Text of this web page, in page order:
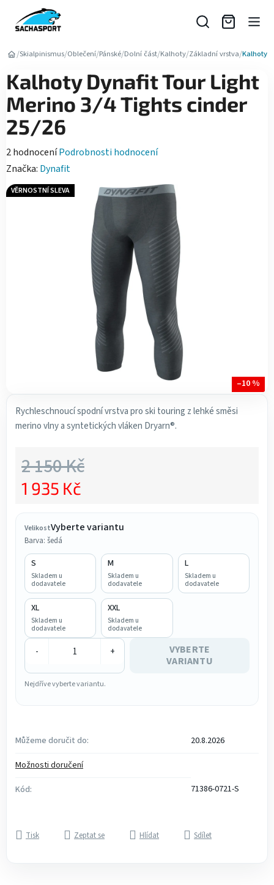
obsah
/Skialpinismus/Oblečení/Pánské/Dolní část/Kalhoty/Základní vrstva/Kalhoty
Rychleschnoucí spodní vrstva pro ski touring z lehké směsi
merino vlny a syntetických vláken Dryarn®.
VelikostVyberte variantu
Barva: šedá
S
Skladem u
dodavatele
M
Skladem u
dodavatele
L
Skladem u
dodavatele
XL
Skladem u
dodavatele
XXL
Skladem u
dodavatele
- +
VYBERTE
VARIANTU
Nejdříve vyberte variantu.
Můžeme doručit do:
20.8.2026
Možnosti doručení
Kód:
71386-0721-S
2 150 Kč
1 935 Kč
Tisk Zeptat se Hlídat Sdílet
Kalhoty Dynafit Tour Light
Merino 3/4 Tights cinder
25/26
Průměrné
hodnocení
produktu
je
2 hodnoceníPodrobnosti hodnocení
Značka: Dynafit
VĚRNOSTNÍ SLEVA
–10 %